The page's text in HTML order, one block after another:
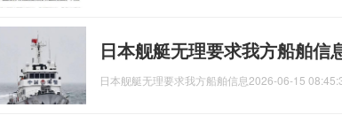
日本舰艇无理要求我方船舶信
日本舰艇无理要求我方船舶信息2026-06-15